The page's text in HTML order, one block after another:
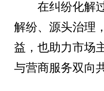
在纠纷化解过
解纷、源头治理
益，也助力市场
与营商服务双向